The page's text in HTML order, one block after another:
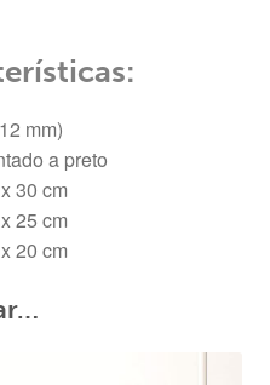
mm)
a preto
30 cm
25 cm
20 cm